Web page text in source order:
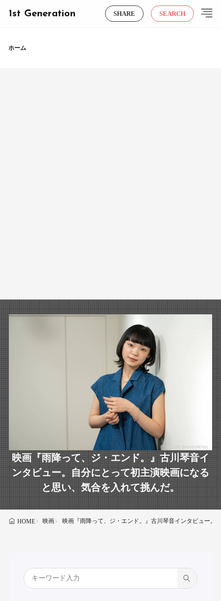
1st Generation SHARE SEARCH
ホーム
映画『雨降って、ジ・エンド。』古川琴音イ
ンタビュー。自分にとって初主演映画になる
と思い、気合を入れて挑んだ。
HOME 映画 映画『雨降って、ジ・エンド。』古川琴音インタビュー。